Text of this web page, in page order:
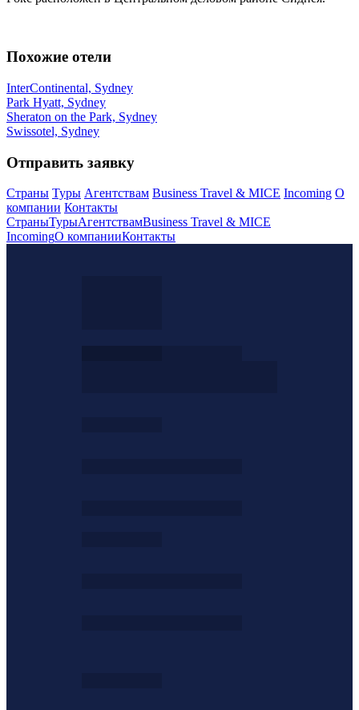
Похожие отели
InterContinental, Sydney
Park Hyatt, Sydney
Sheraton on the Park, Sydney
Swissotel, Sydney
Отправить заявку
Страны Туры Агентствам Business Travel & MICE Incoming О
компании Контакты
СтраныТурыАгентствамBusiness Travel & MICE
IncomingО компанииКонтакты